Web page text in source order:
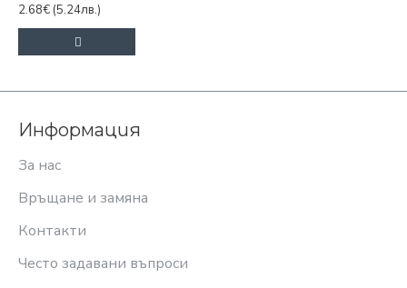
2.68€ (5.24лв.)
Информация
За нас
Връщане и замяна
Контакти
Често задавани въпроси